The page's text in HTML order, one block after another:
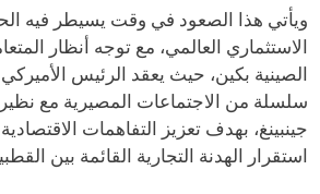
ويأتي هذا الصعود في وقت يسيطر فيه
الاستثماري العالمي، مع توجه أنظار
الصينية بكين، حيث يعقد الرئيس
سلسلة من الاجتماعات المصيرية مع
جينبينغ، بهدف تعزيز التفاهمات
استقرار الهدنة التجارية القائمة بين